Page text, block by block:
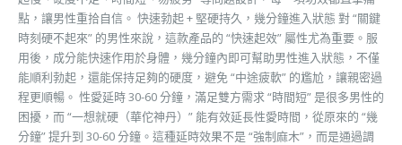
點，讓男性重拾自信。 快速勃起 + 堅硬持久，幾分鐘進入狀態 對 “關鍵
時刻硬不起來” 的男性來說，這款產品的 “快速起效” 屬性尤為重要。服
用後，成分能快速作用於身體，幾分鐘內即可幫助男性進入狀態，不僅
能順利勃起，還能保持足夠的硬度，避免 “中途疲軟” 的尷尬，讓親密過
程更順暢。 性愛延時 30-60 分鐘，滿足雙方需求 “時間短” 是很多男性的
困擾，而 “一想就硬（華佗神丹）” 能有效延長性愛時間，從原來的 “幾
分鐘” 提升到 30-60 分鐘。這種延時效果不是 “強制麻木”，而是通過調